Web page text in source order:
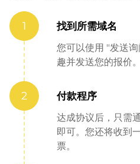
1 找到所需域名
您可以使用 "发送
趣并发送您的报价。
2 付款程序
达成协议后，只需
即可。您还将收到
票。